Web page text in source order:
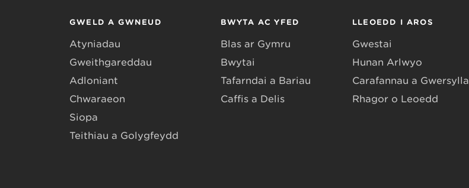
GWELD A GWNEUD
Atyniadau
Gweithgareddau
Adloniant
Chwaraeon
Siopa
Teithiau a Golygfeydd
BWYTA AC YFED
Blas ar Gymru
Bwytai
Tafarndai a Bariau
Caffis a Delis
LLEOEDD I AROS
Gwestai
Hunan Arlwyo
Carafannau a Gwersylla
Rhagor o Leoedd